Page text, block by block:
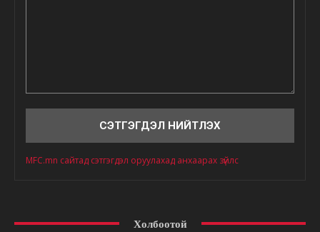
MFC.mn сайтад сэтгэгдэл оруулахад анхаарах зүйлс
Холбоотой